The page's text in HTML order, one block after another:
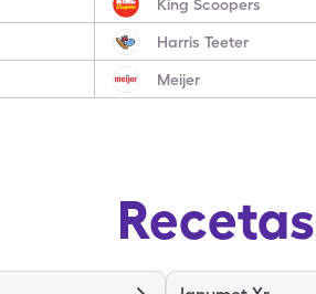
King Scoopers
Harris Teeter
Meijer